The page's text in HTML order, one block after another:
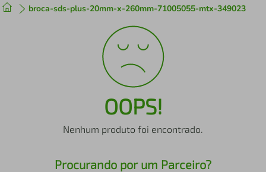
broca-sds-plus-20mm-x-260mm-71005055-mtx-349023
OOPS!
Nenhum produto foi encontrado.
Procurando por um Parceiro?